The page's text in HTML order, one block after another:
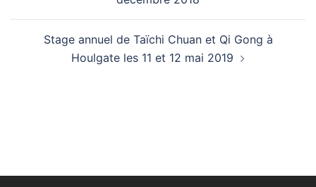
Stage annuel de Taïchi Chuan et Qi Gong à
Houlgate les 11 et 12 mai 2019